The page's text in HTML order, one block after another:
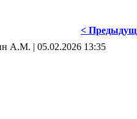
<
А.М. | 05.02.2026 13:35